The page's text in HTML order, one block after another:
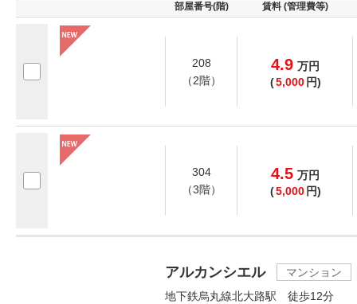
部屋番号(階) 賃料 (管理費等)
208
（2階）
4.9 万円
(5,000 円)
304
（3階）
4.5 万円
(5,000 円)
アルカンシエル
マンション
地下鉄烏丸線北大路駅 徒歩12分